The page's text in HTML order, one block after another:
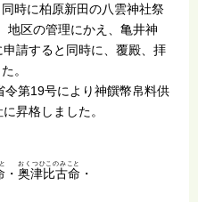
時に柏原新田の八雲神社祭
地区の管理にかえ、亀井神
請すると同時に、覆殿、拝
。
第19号により神饌幣帛料供
昇格しました。
・ 奥津比古命
おくつひこのみこと
・